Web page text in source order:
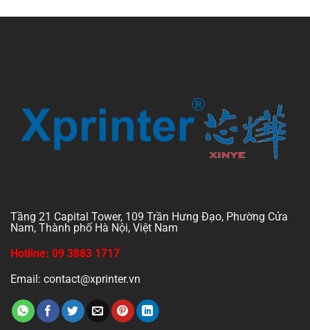
Tầng 21 Capital Tower, 109 Trần Hưng Đạo, Phường Cửa
Nam, Thành phố Hà Nội, Việt Nam
Hotline: 09 3883 1717
Email: contact@xprinter.vn